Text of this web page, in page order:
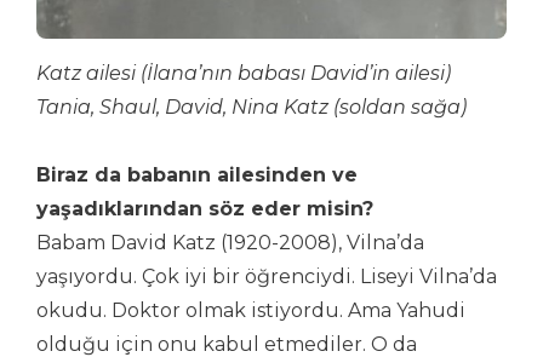
Katz ailesi (İlana’nın babası David’in ailesi)
Tania, Shaul, David, Nina Katz (soldan sağa)
Biraz da babanın ailesinden ve
yaşadıklarından söz eder misin?
Babam David Katz (1920-2008), Vilna’da
yaşıyordu. Çok iyi bir öğrenciydi. Liseyi Vilna’da
okudu. Doktor olmak istiyordu. Ama Yahudi
olduğu için onu kabul etmediler. O da